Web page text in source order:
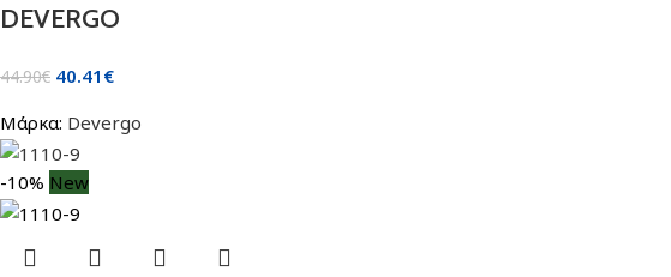
DEVERGO
44.90€ 40.41 €
Μάρκα: Devergo
-10% New